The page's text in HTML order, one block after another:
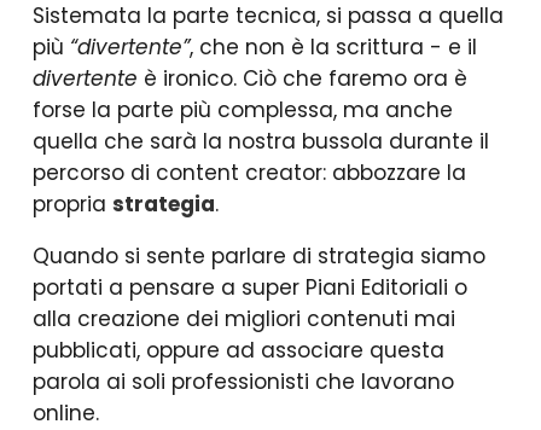
Sistemata la parte tecnica, si passa a quella
più “divertente”, che non è la scrittura - e il
divertente è ironico. Ciò che faremo ora è
forse la parte più complessa, ma anche
quella che sarà la nostra bussola durante il
percorso di content creator: abbozzare la
propria strategia.
Quando si sente parlare di strategia siamo
portati a pensare a super Piani Editoriali o
alla creazione dei migliori contenuti mai
pubblicati, oppure ad associare questa
parola ai soli professionisti che lavorano
online.